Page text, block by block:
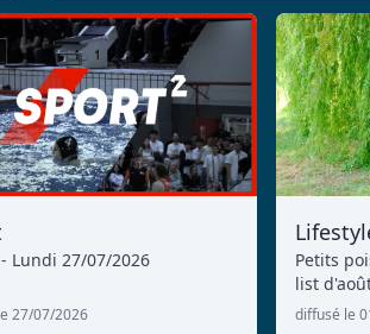
Lundi 27/07/2026
27/07/2026
Petits
list
diffusé le